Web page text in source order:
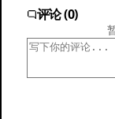
评论 (0)